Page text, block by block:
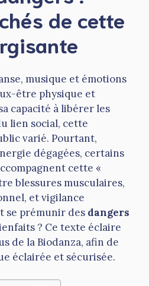
de cette
musique et émotions
être physique et
capacité à libérer les
lien social, cette
varié. Pourtant,
dégagées, certains
cette «
blessures musculaires,
et vigilance
se prémunir des dangers
? Ce texte éclaire
de la Biodanza, afin de
éclairée et sécurisée.